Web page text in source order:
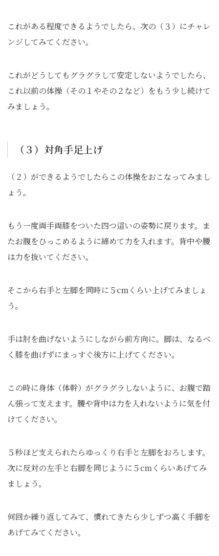
これがある程度できるようでしたら、次の（３）にチャレ
ンジしてみてください。
これがどうしてもグラグラして安定しないようでしたら、
これ以前の体操（その１やその２など）をもう少し続けて
みましょう。
（３）対角手足上げ
（２）ができるようでしたらこの体操をおこなってみまし
ょう。
もう一度両手両膝をついた四つ這いの姿勢に戻ります。ま
たお腹をひっこめるように締めて力を入れます。背中や腰
は力を抜いてください。
そこから右手と左脚を同時に５cmくらい上げてみましょ
う。
手は肘を曲げないようにしながら前方向に。脚は、なるべ
く膝を曲げずにまっすぐ後方に上げてください。
この時に身体（体幹）がグラグラしないように、お腹で踏
ん張って支えます。腰や背中は力を入れないように気を付
けてください。
５秒ほど支えられたらゆっくり右手と左脚をおろします。
次に反対の左手と右脚を同じように５cmくらいあげてみ
ましょう。
何回か繰り返してみて、慣れてきたら少しずつ高く手脚を
あげてみてください。